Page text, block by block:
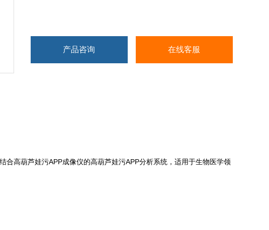
产品咨询 在线客服
合高葫芦娃污APP成像仪的高葫芦娃污APP分析系统，适用于生物医学领